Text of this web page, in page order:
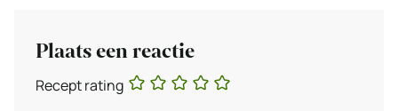
Plaats een reactie
Recept rating